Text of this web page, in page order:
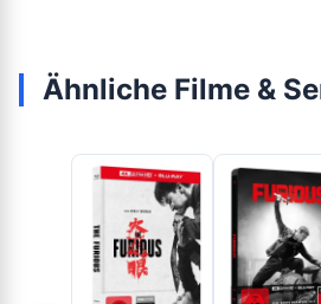
Ähnliche Filme &